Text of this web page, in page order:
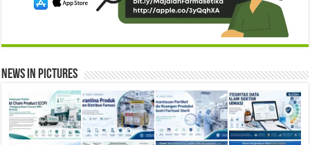
News in Pictures